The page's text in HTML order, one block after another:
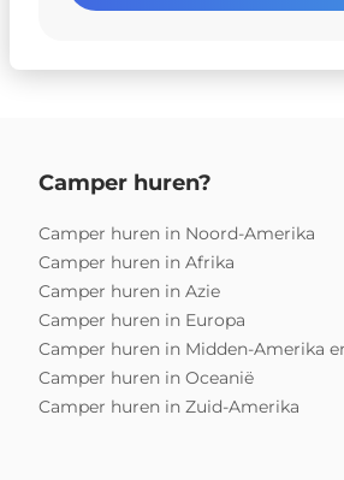
Camper huren?
Camper huren in Noord-Amerika
Camper huren in Afrika
Camper huren in Azie
Camper huren in Europa
Camper huren in Midden-Amerika
Camper huren in Oceanië
Camper huren in Zuid-Amerika